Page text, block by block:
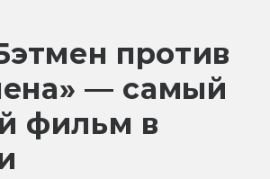
против
— самый
фильм в